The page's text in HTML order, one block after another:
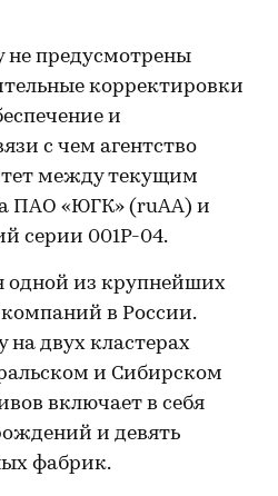
не предусмотрены
корректировки
и
с чем агентство
между текущим
ПАО «ЮГК» (ruAA) и
серии 001P-04.
одной из крупнейших
в России.
на двух кластерах
и Сибирском
включает в себя
и девять
фабрик.